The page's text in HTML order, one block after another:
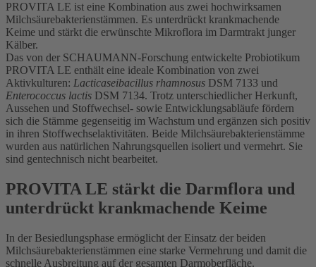
PROVITA LE ist eine Kombination aus zwei hochwirksamen
Milchsäurebakterienstämmen. Es unterdrückt krankmachende
Keime und stärkt die erwünschte Mikroflora im Darmtrakt junger
Kälber.
Das von der SCHAUMANN-Forschung entwickelte Probiotikum
PROVITA LE enthält eine ideale Kombination von zwei
Aktivkulturen: Lacticaseibacillus rhamnosus DSM 7133 und
Enterococcus lactis DSM 7134. Trotz unterschiedlicher Herkunft,
Aussehen und Stoffwechsel- sowie Entwicklungsabläufe fördern
sich die Stämme gegenseitig im Wachstum und ergänzen sich positiv
in ihren Stoffwechselaktivitäten. Beide Milchsäurebakterienstämme
wurden aus natürlichen Nahrungsquellen isoliert und vermehrt. Sie
sind gentechnisch nicht bearbeitet.
PROVITA LE stärkt die Darmflora und
unterdrückt krankmachende Keime
In der Besiedlungsphase ermöglicht der Einsatz der beiden
Milchsäurebakterienstämmen eine starke Vermehrung und damit die
schnelle Ausbreitung auf der gesamten Darmoberfläche.